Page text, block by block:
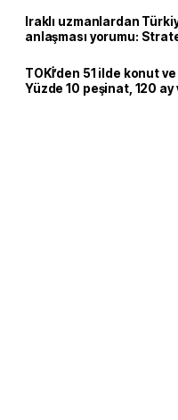
Iraklı uzmanlardan
anlaşması yorumu:
TOKİ’den 51 ilde konut ve
Yüzde 10 peşinat, 120 ay